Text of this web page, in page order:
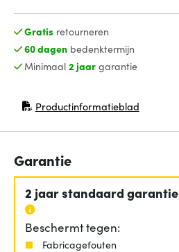
Gratis retourneren
60 dagenbedenktermijn
Minimaal 2 jaargarantie
Productinformatieblad
(opent in nieuw venster)
Garantie
2 jaar standaard garantie
Beschermt tegen:
Fabricagefouten